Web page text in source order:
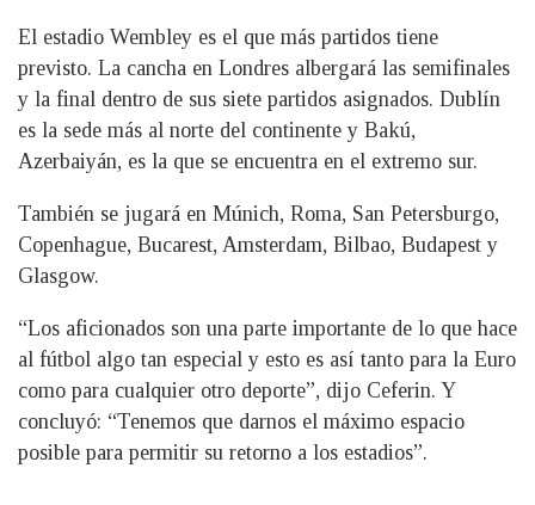
El estadio Wembley es el que más partidos tiene
previsto. La cancha en Londres albergará las semifinales
y la final dentro de sus siete partidos asignados. Dublín
es la sede más al norte del continente y Bakú,
Azerbaiyán, es la que se encuentra en el extremo sur.
También se jugará en Múnich, Roma, San Petersburgo,
Copenhague, Bucarest, Amsterdam, Bilbao, Budapest y
Glasgow.
“Los aficionados son una parte importante de lo que hace
al fútbol algo tan especial y esto es así tanto para la Euro
como para cualquier otro deporte”, dijo Ceferin. Y
concluyó: “Tenemos que darnos el máximo espacio
posible para permitir su retorno a los estadios”.